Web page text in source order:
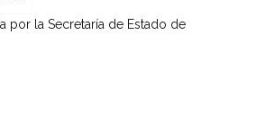
por la Secretaría de Estado de